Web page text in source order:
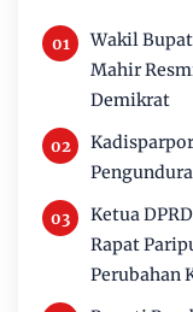
Wakil
Mahir
Demikrat
Ketua
Rapat
Perubahan